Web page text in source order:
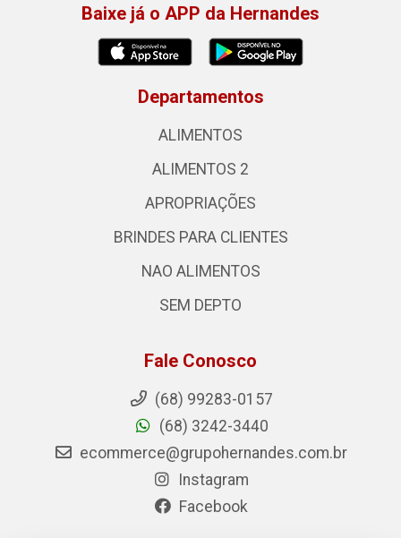
Baixe já o APP da Hernandes
Departamentos
ALIMENTOS
ALIMENTOS 2
APROPRIAÇÕES
BRINDES PARA CLIENTES
NAO ALIMENTOS
SEM DEPTO
Fale Conosco
(68) 99283-0157
(68) 3242-3440
ecommerce@grupohernandes.com.br
Instagram
Facebook